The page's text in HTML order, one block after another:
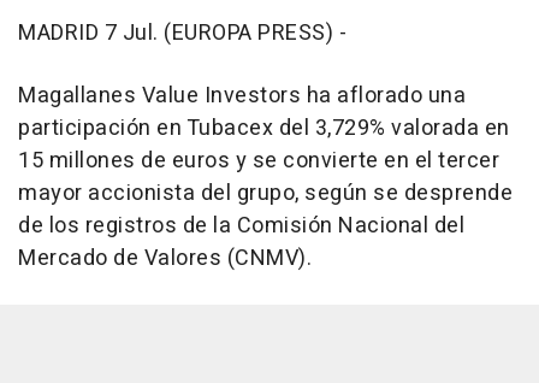
MADRID 7 Jul. (EUROPA PRESS) -
Magallanes Value Investors ha aflorado una
participación en Tubacex del 3,729% valorada en
15 millones de euros y se convierte en el tercer
mayor accionista del grupo, según se desprende
de los registros de la Comisión Nacional del
Mercado de Valores (CNMV).